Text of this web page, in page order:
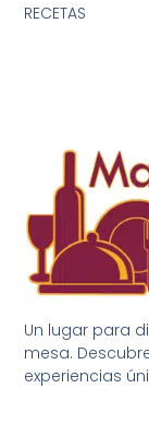
Un lugar para
mesa.
experiencias
RECETAS